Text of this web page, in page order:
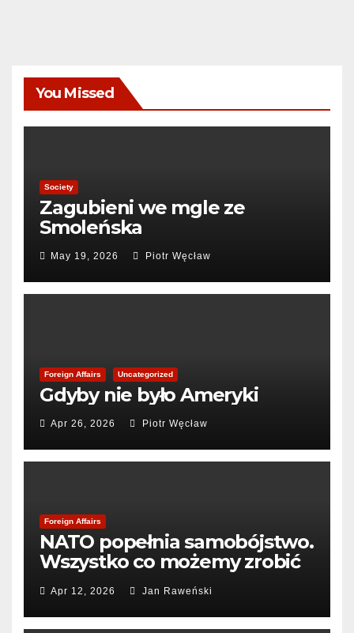
You Missed
Society
Zagubieni we mgle ze
Smoleńska
May 19, 2026 Piotr Węcław
Foreign Affairs Uncategorized
Gdyby nie było Ameryki
Apr 26, 2026 Piotr Węcław
Foreign Affairs
NATO popełnia samobójstwo.
Wszystko co możemy zrobić
to pogrzebać sojusz
Apr 12, 2026 Jan Raweński